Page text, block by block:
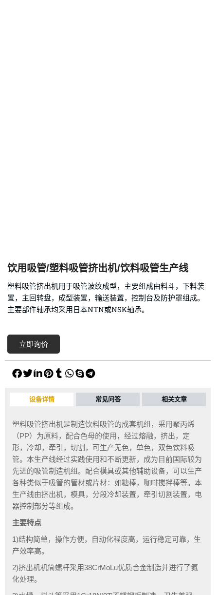
饮用吸管/塑料吸管挤出机/饮料吸管生产线
塑料吸管挤出机用于吸管波纹成型，主要组成由料斗，下料装
置，主回转盘，成型装置，输送装置，控制台及防护罩组成。
主要部件轴承均采用日本NTN或NSK轴承。
立即询价
设备详情 常见问答 相关文章
塑料吸管挤出机是制造饮料吸管的成套机组，采用聚丙烯
（PP）为原料，配合色母的使用，经过熔融，挤出，定
形，冷却，牵引，切割，可生产无色，单色，双色饮料吸
管。本生产线经过实践使用和不断更新，成为目前国际较为
先进的吸管制造机组。配合模具或其他辅助设备，可以生产
各种类似于吸管的管材或片材：如糖棒，咖啡搅拌棒等。本
生产线由挤出机，模具，分段冷却装置，牵引切割装置，电
器控制部分等组成。
主要特点
1)结构简单，操作方便，自动化程度高，运行稳定可靠，生
产效率高。
2)挤出机机筒螺杆采用38CrMoLu优质合金制造并进行了氮
化处理。